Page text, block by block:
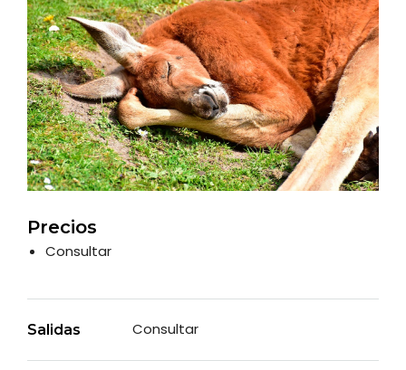
Precios
Consultar
Salidas Consultar